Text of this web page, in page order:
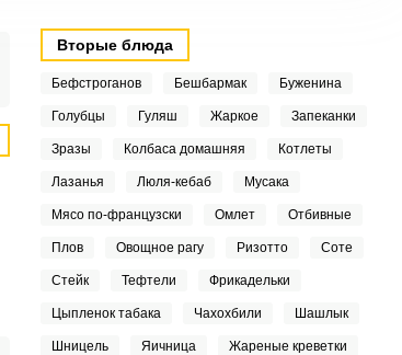
Вторые блюда
Бефстроганов Бешбармак Буженина
Голубцы Гуляш Жаркое Запеканки
Зразы Колбаса домашняя Котлеты
Лазанья Люля-кебаб Мусака
Мясо по-французски Омлет Отбивные
Плов Овощное рагу Ризотто Соте
Стейк Тефтели Фрикадельки
Цыпленок табака Чахохбили Шашлык
Шницель Яичница Жареные креветки